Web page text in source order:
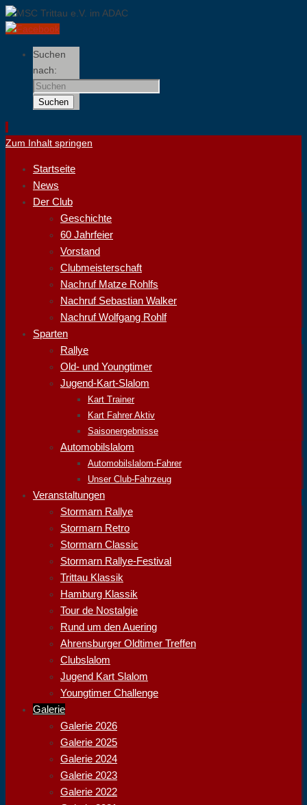
Suchen
nach:
Suchen
Zum Inhalt springen
Startseite
News
Der Club
Geschichte
60 Jahrfeier
Vorstand
Clubmeisterschaft
Nachruf Matze Rohlfs
Nachruf Sebastian Walker
Nachruf Wolfgang Rohlf
Sparten
Rallye
Old- und Youngtimer
Jugend-Kart-Slalom
Kart Trainer
Kart Fahrer Aktiv
Saisonergebnisse
Automobilslalom
Automobilslalom-Fahrer
Unser Club-Fahrzeug
Veranstaltungen
Stormarn Rallye
Stormarn Retro
Stormarn Classic
Stormarn Rallye-Festival
Trittau Klassik
Hamburg Klassik
Tour de Nostalgie
Rund um den Auering
Ahrensburger Oldtimer Treffen
Clubslalom
Jugend Kart Slalom
Youngtimer Challenge
Galerie
Galerie 2026
Galerie 2025
Galerie 2024
Galerie 2023
Galerie 2022